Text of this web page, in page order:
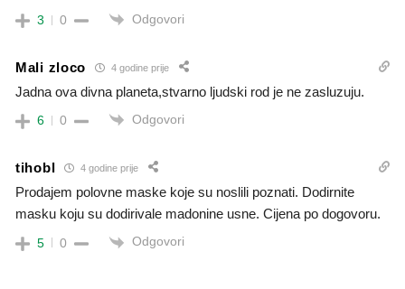
3 0 Odgovori
Mali zloco 4 godine prije
Jadna ova divna planeta,stvarno ljudski rod je ne zasluzuju.
6 0 Odgovori
tihobl 4 godine prije
Prodajem polovne maske koje su noslili poznati. Dodirnite
masku koju su dodirivale madonine usne. Cijena po dogovoru.
5 0 Odgovori